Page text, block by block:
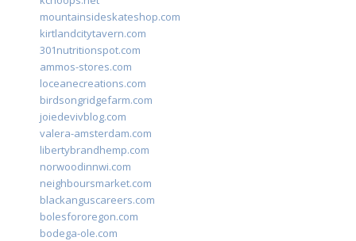
mountainsideskateshop.com
kirtlandcitytavern.com
301nutritionspot.com
ammos-stores.com
loceanecreations.com
birdsongridgefarm.com
joiedevivblog.com
valera-amsterdam.com
libertybrandhemp.com
norwoodinnwi.com
neighboursmarket.com
blackanguscareers.com
bolesfororegon.com
bodega-ole.com